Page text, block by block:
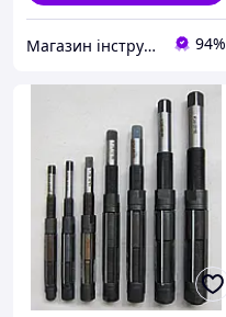
Магазин інструменту MATRIX 94%